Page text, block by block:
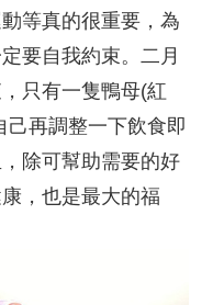
等真的很重要，為
要自我約束。二月
只有一隻鴨母(紅
再調整一下飲食即
除可幫助需要的好
，也是最大的福